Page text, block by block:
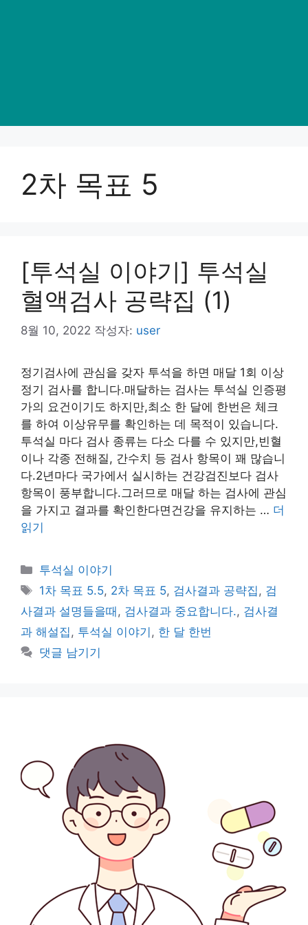
2차 목표 5
[투석실 이야기] 투석실
혈액검사 공략집 (1)
8월 10, 2022 작성자: user
정기검사에 관심을 갖자 투석을 하면 매달 1회 이상
정기 검사를 합니다.매달하는 검사는 투석실 인증평
가의 요건이기도 하지만,최소 한 달에 한번은 체크
를 하여 이상유무를 확인하는 데 목적이 있습니다.
투석실 마다 검사 종류는 다소 다를 수 있지만,빈혈
이나 각종 전해질, 간수치 등 검사 항목이 꽤 많습니
다.2년마다 국가에서 실시하는 건강검진보다 검사
항목이 풍부합니다.그러므로 매달 하는 검사에 관심
을 가지고 결과를 확인한다면건강을 유지하는 … 더
읽기
카
테
리
투석실 이야기
태
그
1차 목표 5.5, 2차 목표 5, 검사결과 공략집, 검
사결과 설명들을때 , 검사결과 중요합니다., 검사결
과 해설집, 투석실 이야기 , 한 달 한번
댓글 남기기